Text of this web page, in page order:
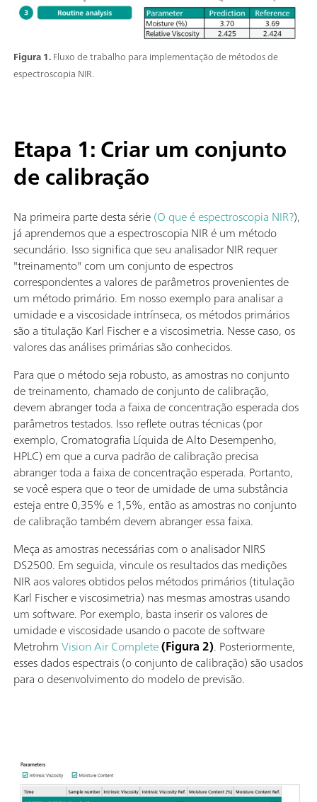
Figura 1.Fluxo de trabalho para implementação de métodos de
espectroscopia NIR.
Etapa 1: Criar um conjunto
de calibração
Na primeira parte desta série(O que é espectroscopia NIR?),
já aprendemos que a espectroscopia NIR é um método
secundário. Isso significa que seu analisador NIR requer
"treinamento" com um conjunto de espectros
correspondentes a valores de parâmetros provenientes de
um método primário. Em nosso exemplo para analisar a
umidade e a viscosidade intrínseca, os métodos primários
são a titulação Karl Fischer e a viscosimetria. Nesse caso, os
valores das análises primárias são conhecidos.
Para que o método seja robusto, as amostras no conjunto
de treinamento, chamado de conjunto de calibração,
devem abranger toda a faixa de concentração esperada dos
parâmetros testados. Isso reflete outras técnicas (por
exemplo, Cromatografia Líquida de Alto Desempenho,
HPLC) em que a curva padrão de calibração precisa
abranger toda a faixa de concentração esperada. Portanto,
se você espera que o teor de umidade de uma substância
esteja entre 0,35% e 1,5%, então as amostras no conjunto
de calibração também devem abranger essa faixa.
Meça as amostras necessárias com o analisador NIRS
DS2500. Em seguida, vincule os resultados das medições
NIR aos valores obtidos pelos métodos primários (titulação
Karl Fischer e viscosimetria) nas mesmas amostras usando
um software. Por exemplo, basta inserir os valores de
umidade e viscosidade usando o pacote de software
MetrohmVision Air Complete(Figura 2). Posteriormente,
esses dados espectrais (o conjunto de calibração) são usados
para o desenvolvimento do modelo de previsão.